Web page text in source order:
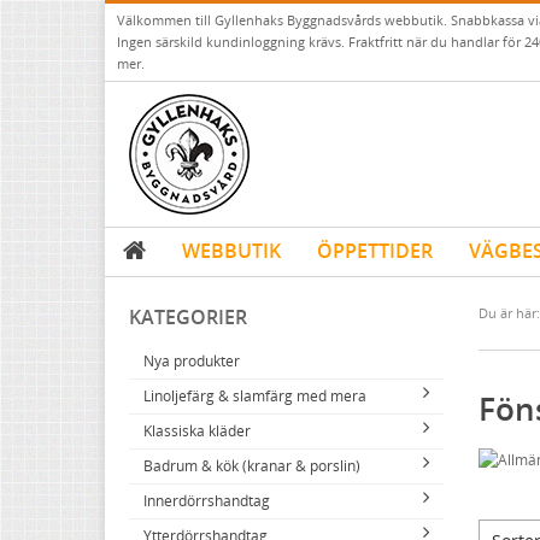
Välkommen till Gyllenhaks Byggnadsvårds webbutik. Snabbkassa
Ingen särskild kundinloggning krävs. Fraktfritt när du handlar för
mer.
WEBBUTIK ÖPPETTIDER
KATEGORIER
Nya produkter
Linoljefärg & slamfärg med mera
Linoljefärger
Vita kulörer
Grå kulörer
Gula kulörer
Matta linoljefärger
Falu rödfärg (slamfärger)
Konstnärsfärger
Klassiska kläder
Resistant Work Wear
Storvästar
Västar
Badrum & kök (kranar & porslin)
Köksblandare
Tvättställsblandare
Innerdörrshandtag
Dörrhandtag mässing (innerdörr)
Ytterdörrshandtag
Du är här: